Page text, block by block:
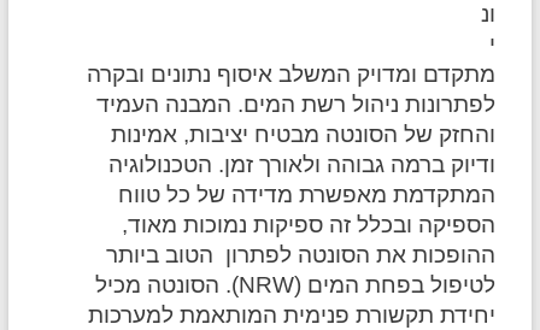
ונ
י
מתקדם ומדויק המשלב איסוף נתונים ובקרה
לפתרונות ניהול רשת המים. המבנה העמיד
והחזק של הסונטה מבטיח יציבות, אמינות
ודיוק ברמה גבוהה ולאורך זמן. הטכנולוגיה
המתקדמת מאפשרת מדידה של כל טווח
הספיקה ובכלל זה ספיקות נמוכות מאוד,
ההופכות את הסונטה לפתרון הטוב ביותר
לטיפול בפחת המים (NRW).
הסונטה מכיל
יחידת תקשורת פנימית המותאמת למערכות